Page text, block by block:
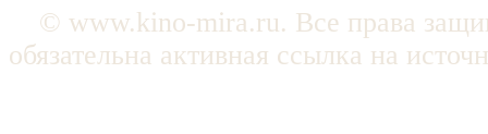
© www.kino-mira.ru. Все права
обязательна активная ссылка на